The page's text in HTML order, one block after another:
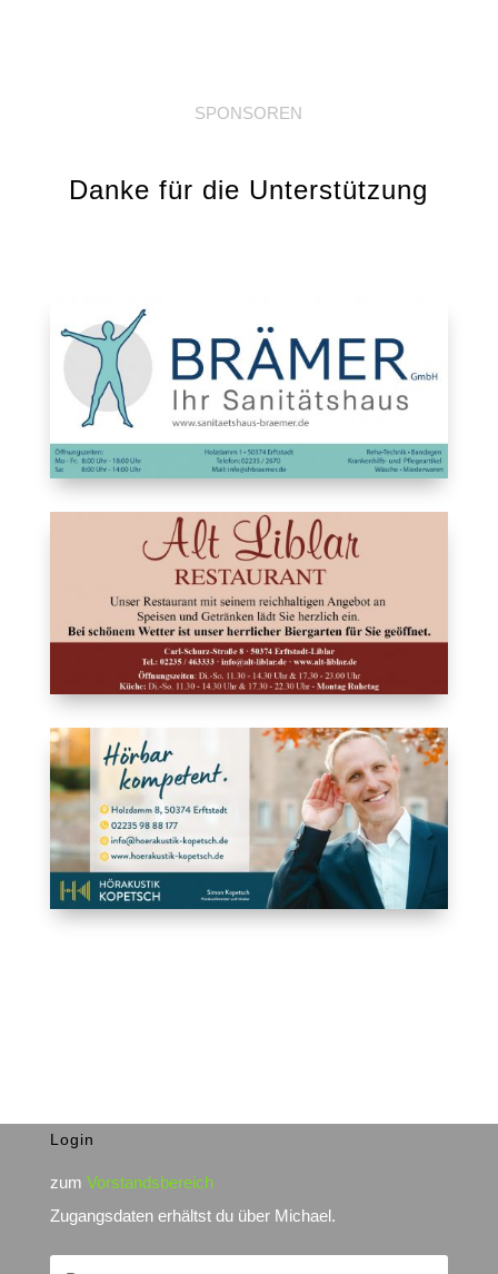
SPONSOREN
Danke für die Unterstützung
Login
zum Vorstandsbereich
Zugangsdaten erhältst du über Michael.